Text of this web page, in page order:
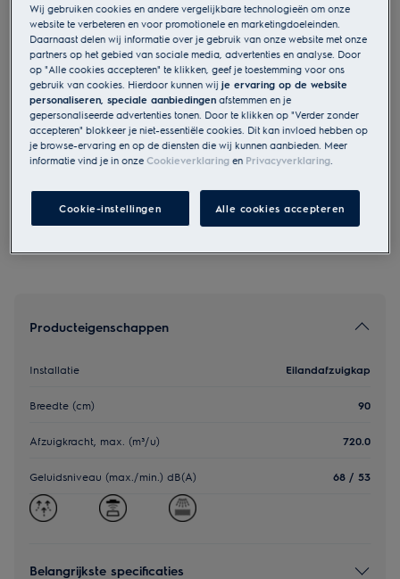
700 Breeze - Eilandafzuigkap met
Hob2Hood 90 cm Roestvrij staal
EU productinformatie
€ 1.299
van de handleiding. Lees de volledige handleiding voor een
veilig gebruik van het product.
Producteigenschappen
Installatie Eilandafzuigkap
Breedte (cm) 90
Afzuigkracht, max. (m³/u) 720.0
Geluidsniveau (max./min.) dB(A) 68 / 53
Belangrijkste specificaties
Wij gebruiken cookies en andere vergelijkbare technologieën om onze
website te verbeteren en voor promotionele en marketingdoeleinden.
Daarnaast delen wij informatie over je gebruik van onze website met onze
partners op het gebied van sociale media, advertenties en analyse. Door
op "Alle cookies accepteren" te klikken, geef je toestemming voor ons
gebruik van cookies. Hierdoor kunnen wijje ervaring op de website
personaliseren, speciale aanbiedingen afstemmen en je
gepersonaliseerde advertenties tonen. Door te klikken op "Verder zonder
accepteren" blokkeer je niet-essentiële cookies. Dit kan invloed hebben op
je browse-ervaring en op de diensten die wij kunnen aanbieden. Meer
informatie vind je in onzeCookieverklaring en Privacyverklaring
Cookie-instellingen Alle cookies accepteren